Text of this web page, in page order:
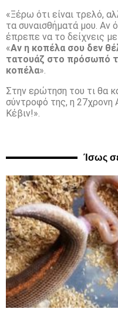
«Ξέρω ότι είναι τρελό,
τα συναισθήματά μου. Αν
έπρεπε να το δείχνεις
«Αν η κοπέλα σου δεν
τατουάζ στο πρόσωπό
κοπέλα».
Στην ερώτηση του τι θα
σύντροφό της, η
Κέβιν!».
Ίσως